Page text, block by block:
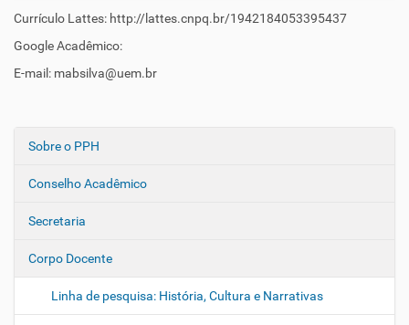
N
e
a
ã
Sobre o PPH
Conselho Acadêmico
Secretaria
Corpo Docente
Linha de pesquisa: História, Cultura e Narrativas
Currículo Lattes: http://lattes.cnpq.br/1942184053395437
Google Acadêmico:
E-mail: mabsilva@uem.br